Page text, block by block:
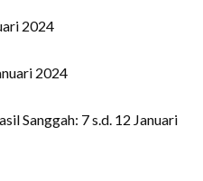
2024
2024
Sanggah: 7 s.d. 12 Januari